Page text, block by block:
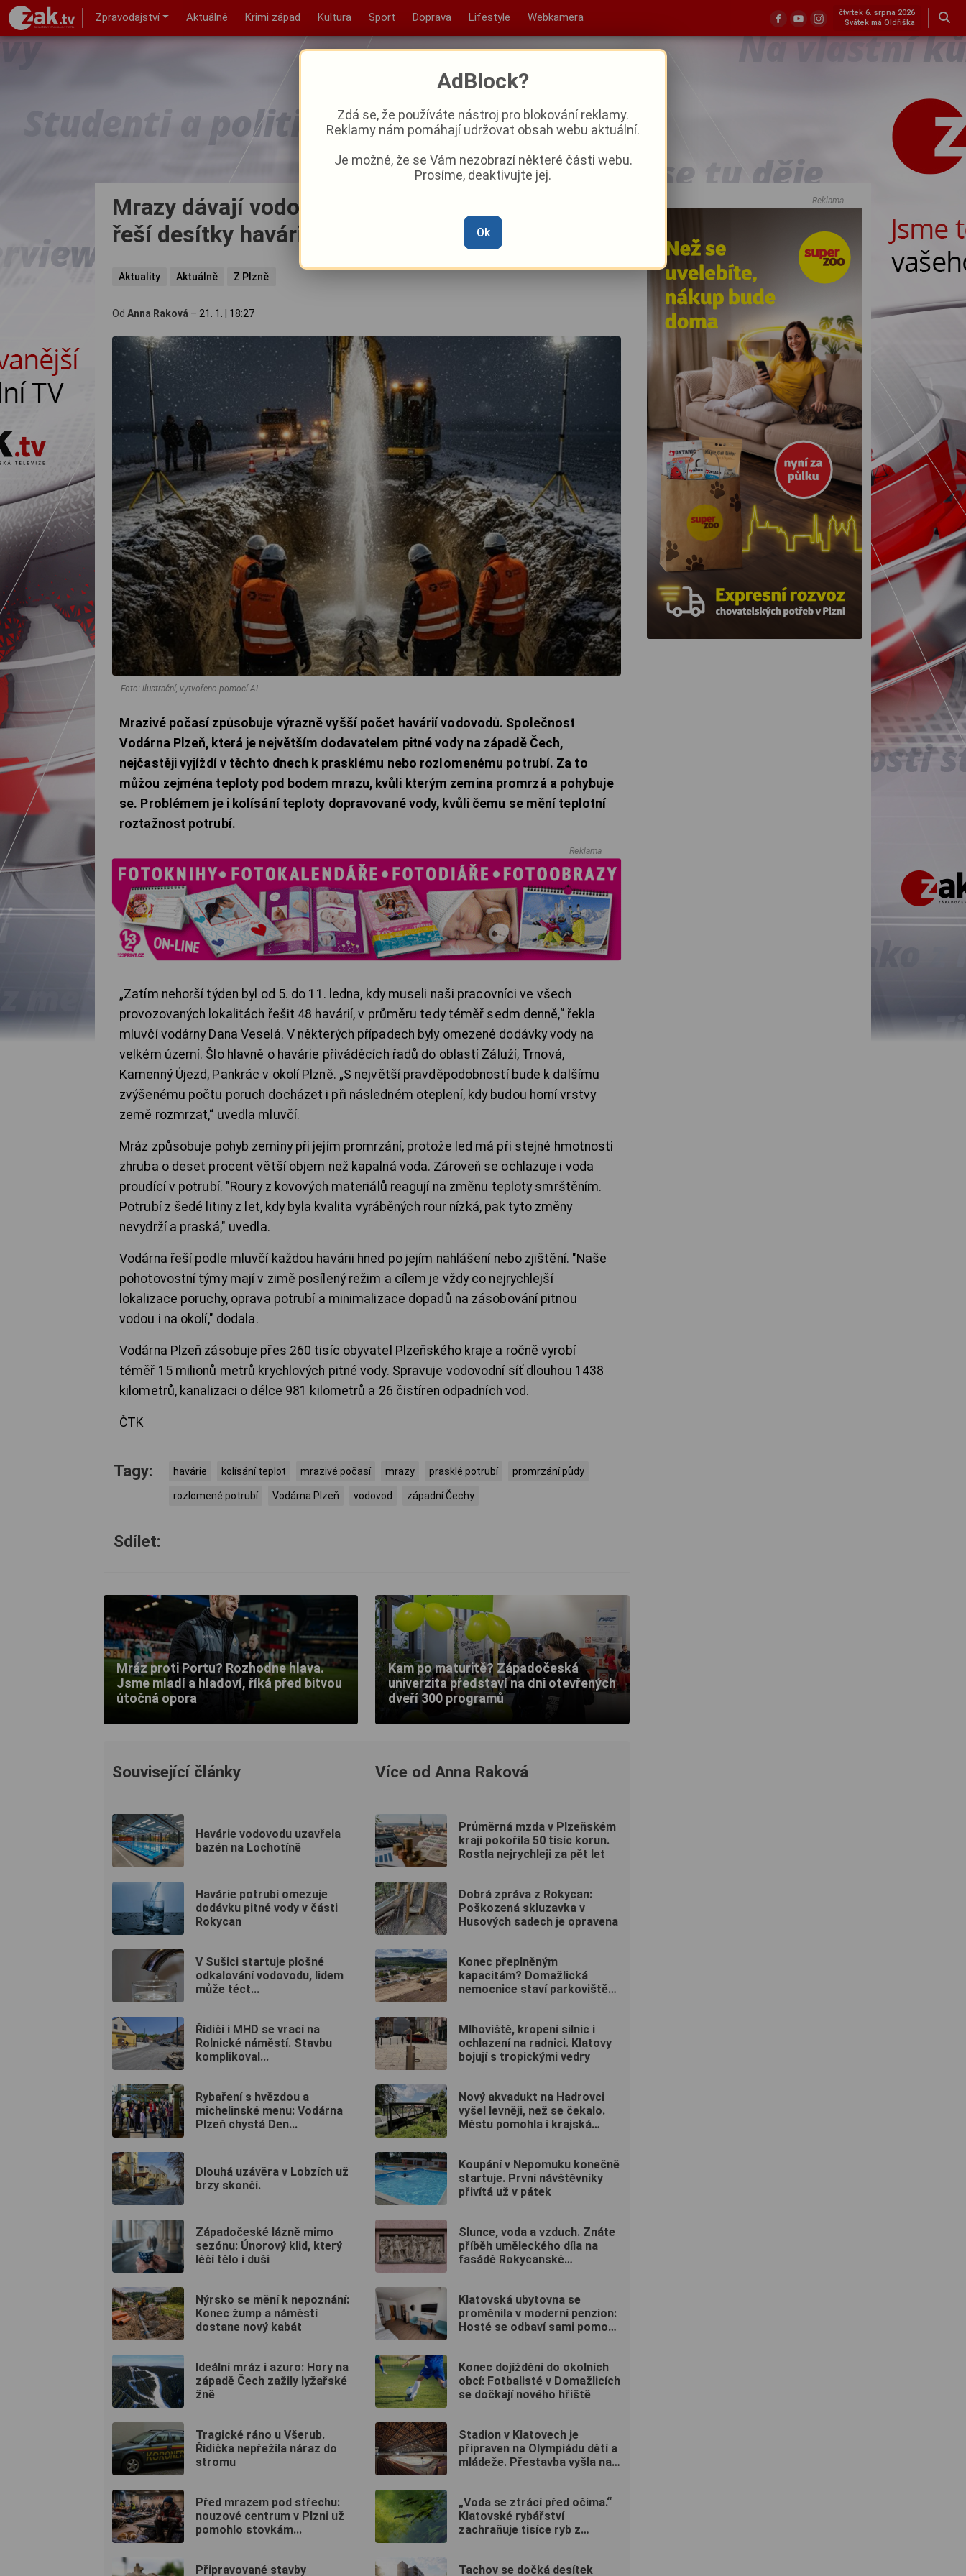
Zpravodajství Aktuálně Krimi západ Kultura Sport Doprava Lifestyle Webkamera
čtvrtek 6. srpna 2026
Svátek má Oldřiška
Mrazy dávají vodovodům zabrat. Vodárna Plzeň
řeší desítky havárií
Aktuality Aktuálně Z Plzně
Od Anna Raková – 21. 1. 18:27
Foto: ilustrační, vytvořeno pomocí AI
Mrazivé počasí způsobuje výrazně vyšší počet havárií vodovodů. Společnost
Vodárna Plzeň, která je největším dodavatelem pitné vody na západě Čech,
nejčastěji vyjíždí v těchto dnech k prasklému nebo rozlomenému potrubí. Za to
můžou zejména teploty pod bodem mrazu, kvůli kterým zemina promrzá a pohybuje
se. Problémem je i kolísání teploty dopravované vody, kvůli čemu se mění teplotní
roztažnost potrubí.
Reklama
„Zatím nehorší týden byl od 5. do 11. ledna, kdy museli naši pracovníci ve všech
provozovaných lokalitách řešit 48 havárií, v průměru tedy téměř sedm denně,“ řekla
mluvčí vodárny Dana Veselá. V některých případech byly omezené dodávky vody na
velkém území. Šlo hlavně o havárie přiváděcích řadů do oblastí Záluží, Trnová,
Kamenný Újezd, Pankrác v okolí Plzně. „S největší pravděpodobností bude k dalšímu
zvýšenému počtu poruch docházet i při následném oteplení, kdy budou horní vrstvy
země rozmrzat,“ uvedla mluvčí.
Mráz způsobuje pohyb zeminy při jejím promrzání, protože led má při stejné hmotnosti
zhruba o deset procent větší objem než kapalná voda. Zároveň se ochlazuje i voda
proudící v potrubí. "Roury z kovových materiálů reagují na změnu teploty smrštěním.
Potrubí z šedé litiny z let, kdy byla kvalita vyráběných rour nízká, pak tyto změny
nevydrží a praská," uvedla.
Vodárna řeší podle mluvčí každou havárii hned po jejím nahlášení nebo zjištění. "Naše
pohotovostní týmy mají v zimě posílený režim a cílem je vždy co nejrychlejší
lokalizace poruchy, oprava potrubí a minimalizace dopadů na zásobování pitnou
vodou i na okolí," dodala.
Vodárna Plzeň zásobuje přes 260 tisíc obyvatel Plzeňského kraje a ročně vyrobí
téměř 15 milionů metrů krychlových pitné vody. Spravuje vodovodní síť dlouhou 1438
kilometrů, kanalizaci o délce 981 kilometrů a 26 čistíren odpadních vod.
ČTK
Tagy: havárie kolísání teplot mrazivé počasí mrazy prasklé potrubí promrzání půdy
rozlomené potrubí Vodárna Plzeň vodovod západní Čechy
Sdílet:
Mráz proti Portu? Rozhodne hlava.
Jsme mladí a hladoví, říká před bitvou
útočná opora
Kam po maturitě? Západočeská
univerzita představí na dni otevřených
dveří 300 programů
Související články
Havárie vodovodu uzavřela
bazén na Lochotíně
Havárie potrubí omezuje
dodávku pitné vody v části
Rokycan
V Sušici startuje plošné
odkalování vodovodu, lidem
může téct...
Řidiči i MHD se vrací na
Rolnické náměstí. Stavbu
komplikoval...
Rybaření s hvězdou a
michelinské menu: Vodárna
Plzeň chystá Den...
Dlouhá uzávěra v Lobzích už
brzy skončí.
Západočeské lázně mimo
sezónu: Únorový klid, který
léčí tělo i duši
Nýrsko se mění k nepoznání:
Konec žump a náměstí
dostane nový kabát
Ideální mráz i azuro: Hory na
západě Čech zažily lyžařské
žně
Tragické ráno u Všerub.
Řidička nepřežila náraz do
stromu
Před mrazem pod střechu:
nouzové centrum v Plzni už
pomohlo stovkám...
Připravované stavby
Více od Anna Raková
Průměrná mzda v Plzeňském
kraji pokořila 50 tisíc korun.
Rostla nejrychleji za pět let
Dobrá zpráva z Rokycan:
Poškozená skluzavka v
Husových sadech je opravena
Konec přeplněným
kapacitám? Domažlická
nemocnice staví parkoviště
Mlhoviště, kropení silnic i
ochlazení na radnici. Klatovy
bojují s tropickými vedry
Nový akvadukt na Hadrovci
vyšel levněji, než se čekalo.
Městu pomohla i krajská
Koupání v Nepomuku konečně
startuje. První návštěvníky
přivítá už v pátek
Slunce, voda a vzduch. Znáte
příběh uměleckého díla na
fasádě Rokycanské
Klatovská ubytovna se
proměnila v moderní penzion:
Hosté se odbaví sami pomocí
Konec dojíždění do okolních
obcí: Fotbalisté v Domažlicích
se dočkají nového hřiště
Stadion v Klatovech je
připraven na Olympiádu dětí a
mládeže. Přestavba vyšla na
„Voda se ztrácí před očima.“
Klatovské rybářství
zachraňuje tisíce ryb z
Tachov se dočká desítek
Reklama
AdBlock?
Zdá se, že používáte nástroj pro blokování reklamy.
Reklamy nám pomáhají udržovat obsah webu aktuální.
Je možné, že se Vám nezobrazí některé části webu.
Prosíme, deaktivujte jej.
Ok